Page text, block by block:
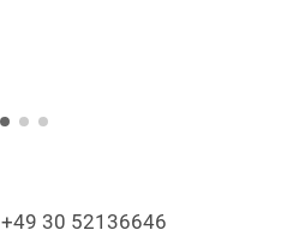
+49 30 52136646